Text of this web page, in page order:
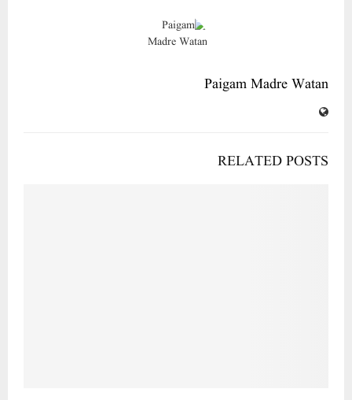
Paigam Madre Watan
RELATED POSTS